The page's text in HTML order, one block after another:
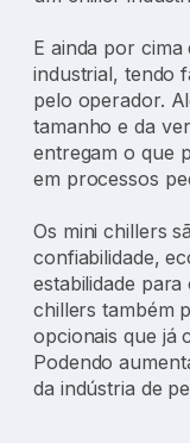
E ainda por cima
industrial, tendo
pelo operador.
tamanho e da
entregam o que
em processos
Os mini chillers
confiabilidade,
estabilidade
chillers também
opcionais que já
Podendo
da indústria de